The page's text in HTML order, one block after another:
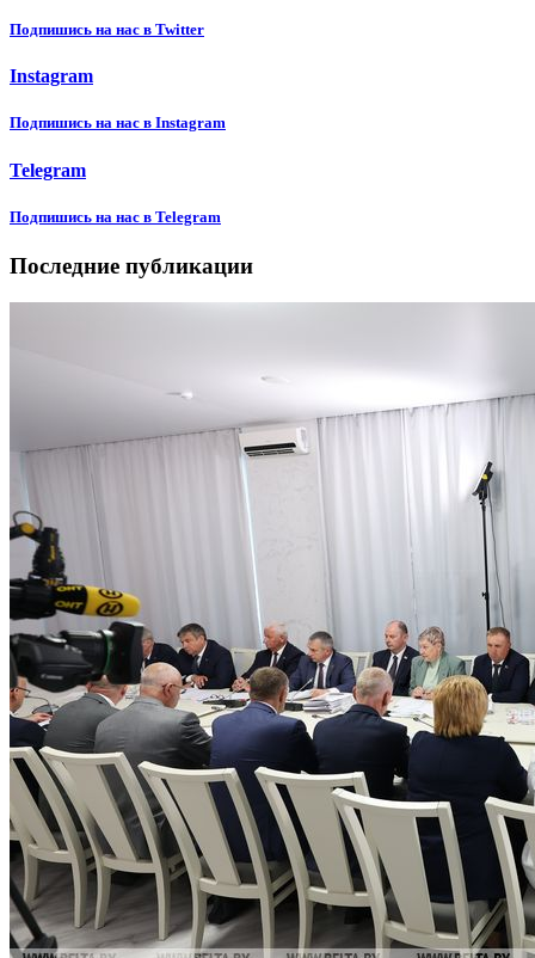
Подпишиcь на нас в Twitter
Instagram
Подпишиcь на нас в Instagram
Telegram
Подпишиcь на нас в Telegram
Последние публикации